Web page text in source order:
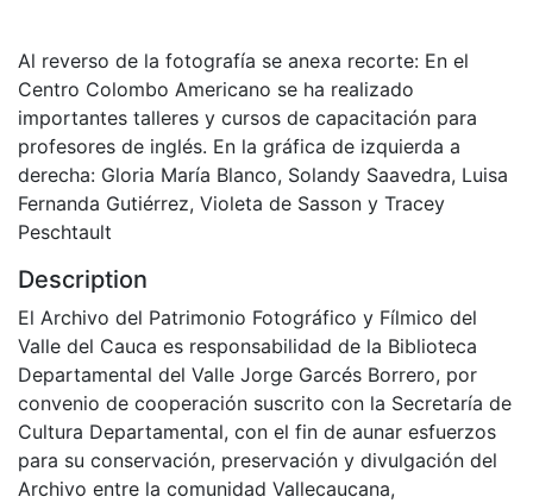
Al reverso de la fotografía se anexa recorte: En el
Centro Colombo Americano se ha realizado
importantes talleres y cursos de capacitación para
profesores de inglés. En la gráfica de izquierda a
derecha: Gloria María Blanco, Solandy Saavedra, Luisa
Fernanda Gutiérrez, Violeta de Sasson y Tracey
Peschtault
Description
El Archivo del Patrimonio Fotográfico y Fílmico del
Valle del Cauca es responsabilidad de la Biblioteca
Departamental del Valle Jorge Garcés Borrero, por
convenio de cooperación suscrito con la Secretaría de
Cultura Departamental, con el fin de aunar esfuerzos
para su conservación, preservación y divulgación del
Archivo entre la comunidad Vallecaucana,